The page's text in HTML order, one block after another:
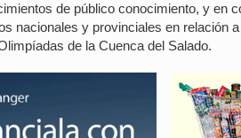
de público conocimiento, y en
nacionales y provinciales en relación
de la Cuenca del Salado.